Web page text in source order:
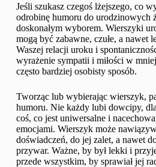
Jeśli szukasz czegoś lżejszego, co
odrobinę humoru do urodzinowych
doskonałym wyborem. Wierszyki
mogą być zabawne, czułe, a nawet
Waszej relacji uroku i
wyrażenie sympatii i miłości w
często bardziej osobisty sposób.
Tworząc lub wybierając wierszyk,
humoru. Nie każdy lubi dowcipy,
coś, co jest uniwersalne i
emocjami. Wierszyk może
doświadczeń, do jej zalet, a nawet
przywar. Ważne, by był lekki i
przede wszystkim, by sprawiał jej